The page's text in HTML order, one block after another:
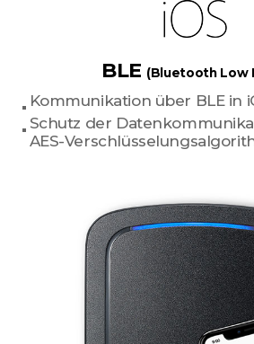
BLE (Bluetooth Low
Kommunikation über BLE in
Schutz der
AES-